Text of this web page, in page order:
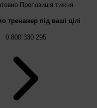
Пропозиція тижня
тренажер під ваші цілі
0 800 330 295